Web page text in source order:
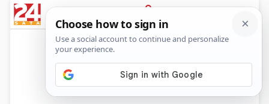
PRIJAVA
News